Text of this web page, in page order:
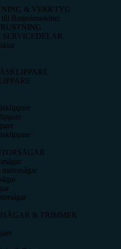
& VERKTYG
Batterimaskiner
& TRIMMER